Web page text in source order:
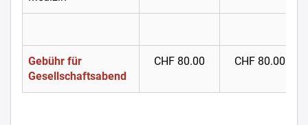
Gebühr für
Gesellschaftsabend
CHF 80.00 CHF 80.00